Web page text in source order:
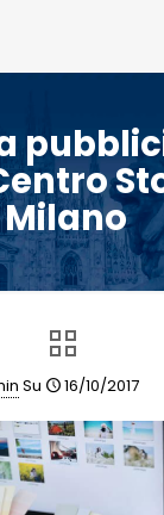
Milano
Su 16/10/2017